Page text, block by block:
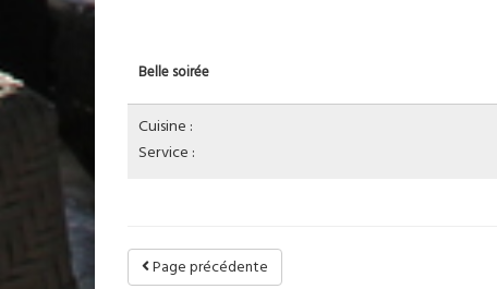
Belle soirée
Cuisine :
Service :
Page précédente